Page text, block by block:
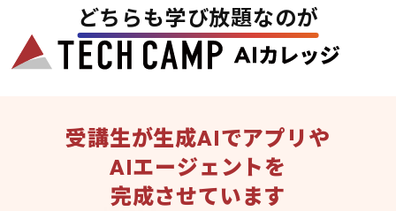
どちらも学び放題なのが
受講生が生成AIでアプリや
AIエージェントを
完成させています